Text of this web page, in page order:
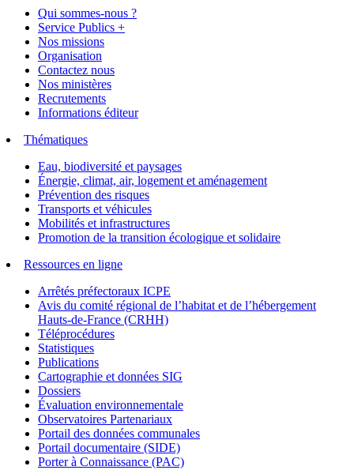
Qui sommes-nous ?
Service Publics +
Nos missions
Organisation
Contactez nous
Nos ministères
Recrutements
Informations éditeur
Thématiques
Eau, biodiversité et paysages
Énergie, climat, air, logement et aménagement
Prévention des risques
Transports et véhicules
Mobilités et infrastructures
Promotion de la transition écologique et solidaire
Ressources en ligne
Arrêtés préfectoraux ICPE
Avis du comité régional de l’habitat et de l’hébergement
Hauts-de-France (CRHH)
Téléprocédures
Statistiques
Publications
Cartographie et données SIG
Dossiers
Évaluation environnementale
Observatoires Partenariaux
Portail des données communales
Portail documentaire (SIDE)
Porter à Connaissance (PAC)